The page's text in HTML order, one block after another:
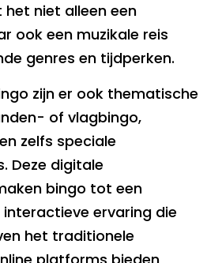
niet alleen een
ook een muzikale reis
genres en tijdperken.
zijn er ook thematische
of vlagbingo,
zelfs speciale
Deze digitale
bingo tot een
ervaring die
het traditionele